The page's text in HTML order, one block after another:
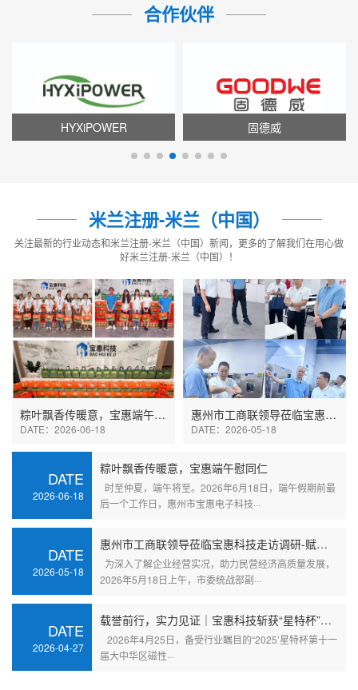
合作伙伴
HYXiPOWER 固德威
米兰注册-米兰（中国）
关注最新的行业动态和米兰注册-米兰（中国）新闻，更多的了解我们在用心做
好米兰注册-米兰（中国）！
粽叶飘香传暖意，宝惠端午慰同仁
DATE：2026-06-18
惠州市工商联领导莅临宝惠科技走访调研-赋能企业高质量发展
DATE：2026-05-18
DATE
2026-06-18
粽叶飘香传暖意，宝惠端午慰同仁
时至仲夏，端午将至。2026年6月18日，端午假期前最
后一个工作日，惠州市宝惠电子科技···
DATE
2026-05-18
惠州市工商联领导莅临宝惠科技走访调研-赋能企业高质量发展
为深入了解企业经营实况，助力民营经济高质量发展，
2026年5月18日上午，市委统战部副···
DATE
2026-04-27
载誉前行，实力见证｜宝惠科技斩获“星特杯”三项行业重磅大奖
2026年4月25日，备受行业瞩目的“2025’星特杯第十一
届大中华区磁性···